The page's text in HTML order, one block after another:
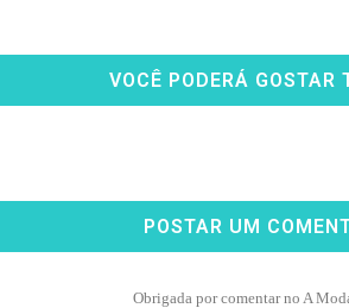
VOCÊ PODERÁ GOSTAR
POSTAR UM
Obrigada por comentar no A